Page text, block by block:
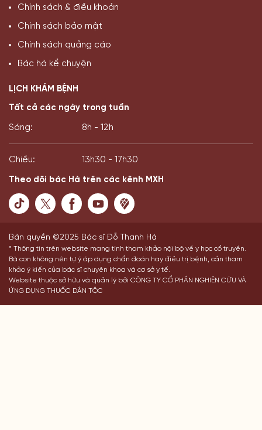
Chính sách & điều khoản
Chính sách bảo mật
Chính sách quảng cáo
Bác hà kể chuyện
LỊCH KHÁM BỆNH
Tất cả các ngày trong tuần
Sáng: 8h - 12h
Chiều: 13h30 - 17h30
Theo dõi bác Hà trên các kênh MXH
Bản quyền ©2025 Bác sĩ Đỗ Thanh Hà
* Thông tin trên website mang tính tham khảo nội bộ về y học cổ truyền.
Bà con không nên tự ý áp dụng chẩn đoán hay điều trị bệnh, cần tham
khảo ý kiến của bác sĩ chuyên khoa và cơ sở y tế.
Website thuộc sở hữu và quản lý bởi CÔNG TY CỔ PHẦN NGHIÊN CỨU VÀ
ỨNG DỤNG THUỐC DÂN TỘC